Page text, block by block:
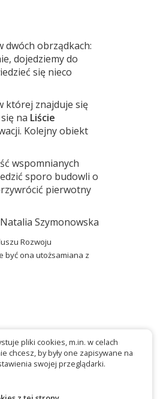
dwóch obrządkach:
dojedziemy do
się nieco
której znajduje się
na Liście
Kolejny obiekt
wspomnianych
sporo budowli o
pierwotny
Szymonowska
Rozwoju
być ona utożsamiana z
pliki cookies, m.in. w celach
chcesz, by były one zapisywane na
swojej przeglądarki.